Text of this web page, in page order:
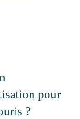
pour
?